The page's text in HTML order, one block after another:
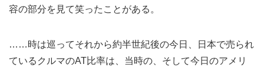
容の部分を見て笑ったことがある。
……時は巡ってそれから約半世紀後の今日、日本で売られ
ているクルマのAT比率は、当時の、そして今日のアメリ